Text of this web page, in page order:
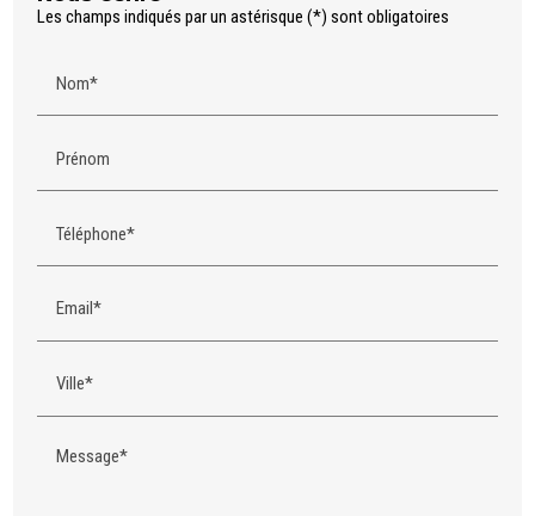
Les champs indiqués par un astérisque (*) sont obligatoires
Nom*
Prénom
Téléphone*
Email*
Ville*
Message*